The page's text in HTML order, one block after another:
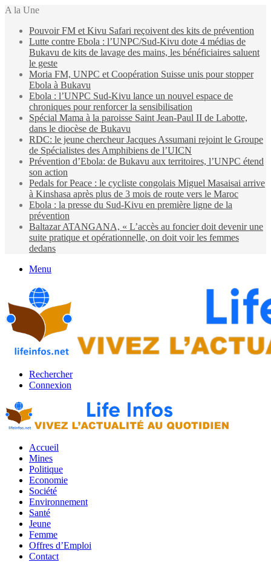
A la Une
Pouvoir FM et Kivu Safari reçoivent des kits de prévention
Lutte contre Ebola : l’UNPC/Sud-Kivu dote 4 médias de
Bukavu de kits de lavage des mains, les bénéficiaires saluent
le geste
Moria FM, UNPC et Coopération Suisse unis pour stopper
Ebola à Bukavu
Ebola : l’UNPC Sud-Kivu lance un nouvel espace de
chroniques pour renforcer la sensibilisation
Spécial Mama à la paroisse Saint Jean-Paul II de Labotte,
dans le diocèse de Bukavu
RDC: le jeune chercheur Jacques Assumani rejoint le Groupe
de Spécialistes des Amphibiens de l’UICN
Prévention d’Ebola: de Bukavu aux territoires, l’UNPC étend
son action
Pedals for Peace : le cycliste congolais Miguel Masaisai arrive
à Kinshasa après plus de 3 mois de route vers le Maroc
Ebola : la presse du Sud-Kivu en première ligne de la
prévention
Baltazar ATANGANA, « L’accès au foncier doit devenir une
suite pratique et opérationnelle, on doit voir les femmes
dedans
Menu
Rechercher
Connexion
Accueil
Mines
Politique
Economie
Société
Environnement
Santé
Jeune
Femme
Offres d’Emploi
Contact